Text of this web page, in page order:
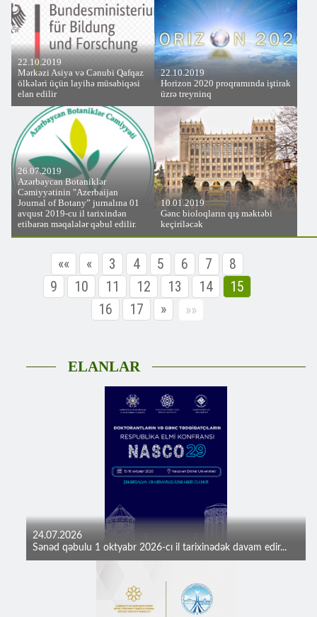
22.10.2019
Mərkəzi Asiya və Cənubi Qafqaz
ölkələri üçün layihə müsabiqəsi
elan edilir
22.10.2019
Horizon 2020 proqramında iştirak
üzrə treyninq
26.07.2019
Azərbaycan Botaniklər
Cəmiyyətinin "Azerbaijan
Journal of Botany” jurnalına 01
avqust 2019-cu il tarixindən
etibarən məqalələr qəbul edilir.
10.01.2019
Gənc bioloqların qış məktəbi
keçiriləcək
«« « 3 4 5 6 7
8
9
10 11 12 13 14
15
16
17 » »»
ELANLAR
24.07.2026
Sənəd qəbulu 1 oktyabr 2026-cı il tarixinədək davam edir...